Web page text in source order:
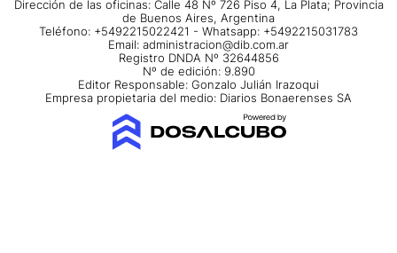
Dirección de las oficinas: Calle 48 Nº 726 Piso 4, La Plata; Provincia
de Buenos Aires, Argentina
Teléfono: +5492215022421 - Whatsapp: +5492215031783
Email: administracion@dib.com.ar
Registro DNDA Nº 32644856
Nº de edición: 9.890
Editor Responsable: Gonzalo Julián Irazoqui
Empresa propietaria del medio: Diarios Bonaerenses SA